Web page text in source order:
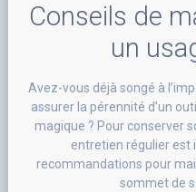
Conseils de
un
Avez-vous déjà songé à
assurer la pérennité d’un
magique ? Pour conserver
entretien régulier est
recommandations pour
sommet de